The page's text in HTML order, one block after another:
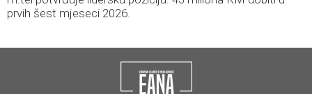
prvih šest mjeseci 2026.